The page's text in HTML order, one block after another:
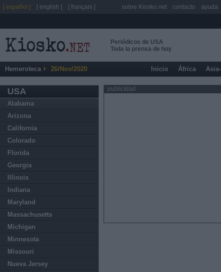
Periódicos de USA
Toda la prensa de hoy
Hemeroteca 26/Nov/2020 Inicio África
USA
Alabama
Arizona
California
Colorado
Florida
Georgia
Illinois
Indiana
Maryland
Massachusetts
Michigan
Minnesota
Missouri
Nueva Jersey
publicidad
[ español ] [ english ] [ français ] sobre Kiosko.net contacto ayuda